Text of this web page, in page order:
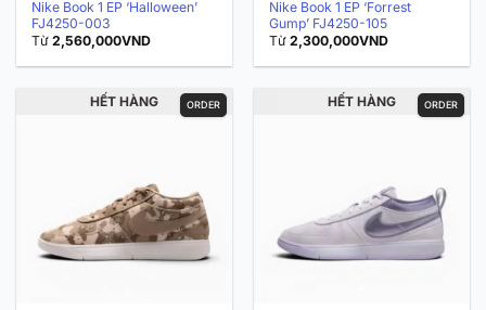
Nike Book 1 EP ‘Halloween’
FJ4250-003
Từ2,560,000VND
Nike Book 1 EP ‘Forrest
Gump’ FJ4250-105
Từ2,300,000VND
ORDER
HẾT HÀNG ORDER
HẾT HÀNG